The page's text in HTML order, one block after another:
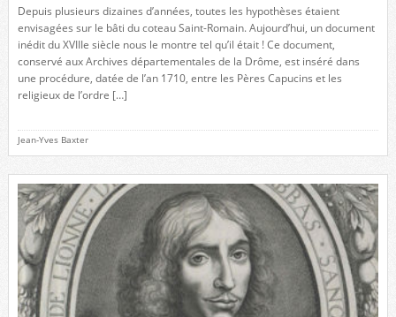
Depuis plusieurs dizaines d’années, toutes les hypothèses étaient
envisagées sur le bâti du coteau Saint-Romain. Aujourd’hui, un document
inédit du XVIIIe siècle nous le montre tel qu’il était ! Ce document,
conservé aux Archives départementales de la Drôme, est inséré dans
une procédure, datée de l’an 1710, entre les Pères Capucins et les
religieux de l’ordre […]
Jean-Yves Baxter